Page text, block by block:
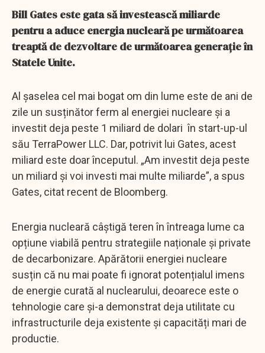
Bill Gates este gata să investească miliarde
pentru a aduce energia nucleară pe următoarea
treaptă de dezvoltare de următoarea generație în
Statele Unite.
Al șaselea cel mai bogat om din lume este de ani de
zile un susținător ferm al energiei nucleare și a
investit deja peste 1 miliard de dolari în start-up-ul
său TerraPower LLC. Dar, potrivit lui Gates, acest
miliard este doar începutul. „Am investit deja peste
un miliard și voi investi mai multe miliarde”, a spus
Gates, citat recent de Bloomberg.
Energia nucleară câștigă teren în întreaga lume ca
opțiune viabilă pentru strategiile naționale și private
de decarbonizare. Apărătorii energiei nucleare
susțin că nu mai poate fi ignorat potențialul imens
de energie curată al nuclearului, deoarece este o
tehnologie care și-a demonstrat deja utilitate cu
infrastructurile deja existente și capacități mari de
productie.